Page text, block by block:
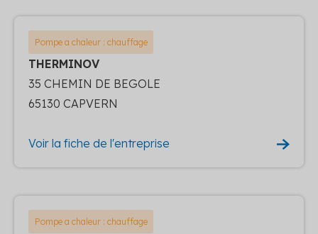
Pompe a chaleur : chauffage
THERMINOV
35 CHEMIN DE BEGOLE
65130 CAPVERN
Voir la fiche de l'entreprise
Pompe a chaleur : chauffage